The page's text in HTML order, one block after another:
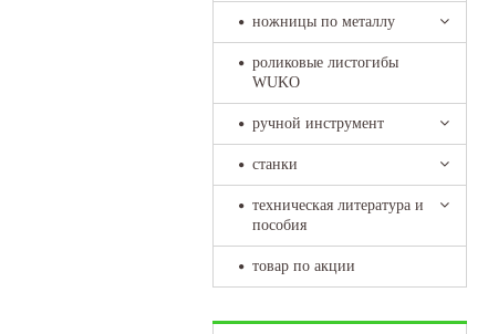
ножницы по металлу
роликовые листогибы
WUKO
ручной инструмент
станки
техническая литература и
пособия
товар по акции